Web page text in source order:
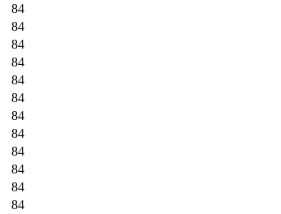
84
84
84
84
84
84
84
84
84
84
84
84